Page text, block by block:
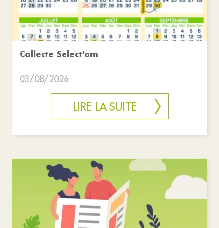
Collecte Select'om
03/08/2026
LIRE LA SUITE